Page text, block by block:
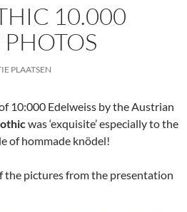
10.000
PLAATSEN
10:000 Edelweiss by the Austrian
was ‘exquisite’ especially to the
of hommade knödel!
the pictures from the presentation